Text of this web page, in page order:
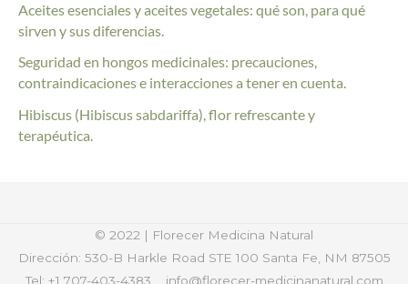
Aceites esenciales y aceites vegetales: qué son, para qué
sirven y sus diferencias.
Seguridad en hongos medicinales: precauciones,
contraindicaciones e interacciones a tener en cuenta.
Hibiscus (Hibiscus sabdariffa), flor refrescante y
terapéutica.
© 2022 | Florecer Medicina Natural
Dirección: 530-B Harkle Road STE 100 Santa Fe, NM 87505
Tel: +1 707-403-4383 info@florecer-medicinanatural.com